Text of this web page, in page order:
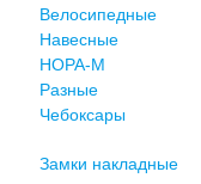
Велосипедные
Навесные
НОРА-М
Разные
Чебоксары
Замки накладные